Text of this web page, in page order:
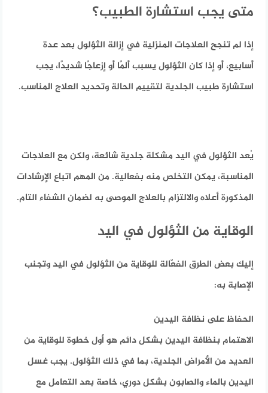
متى يجب استشارة الطبيب؟
إذا لم تنجح العلاجات المنزلية في إزالة الثؤلول بعد عدة
أسابيع، أو إذا كان الثؤلول يسبب ألمًا أو إزعاجًا شديدًا، يجب
استشارة طبيب الجلدية لتقييم الحالة وتحديد العلاج المناسب.
يُعد الثؤلول في اليد مشكلة جلدية شائعة، ولكن مع العلاجات
المناسبة، يمكن التخلص منه بفعالية. من المهم اتباع الإرشادات
المذكورة أعلاه والالتزام بالعلاج الموصى به لضمان الشفاء التام.
الوقاية من الثؤلول في اليد
إليك بعض الطرق الفعّالة للوقاية من الثؤلول في اليد وتجنب
الإصابة به:
الحفاظ على نظافة اليدين
الاهتمام بنظافة اليدين بشكل دائم هو أول خطوة للوقاية من
العديد من الأمراض الجلدية، بما في ذلك الثؤلول. يجب غسل
اليدين بالماء والصابون بشكل دوري، خاصة بعد التعامل مع